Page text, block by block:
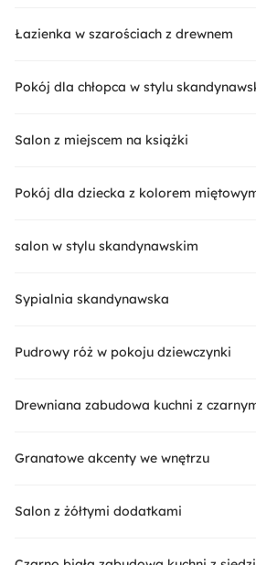
Łazienka w szarościach z drewnem
Pokój dla chłopca w stylu
Salon z miejscem na książki
Pokój dla dziecka z kolorem
salon w stylu skandynawskim
Sypialnia skandynawska
Pudrowy róż w pokoju dziewczynki
Drewniana zabudowa kuchni z
Granatowe akcenty we wnętrzu
Salon z żółtymi dodatkami